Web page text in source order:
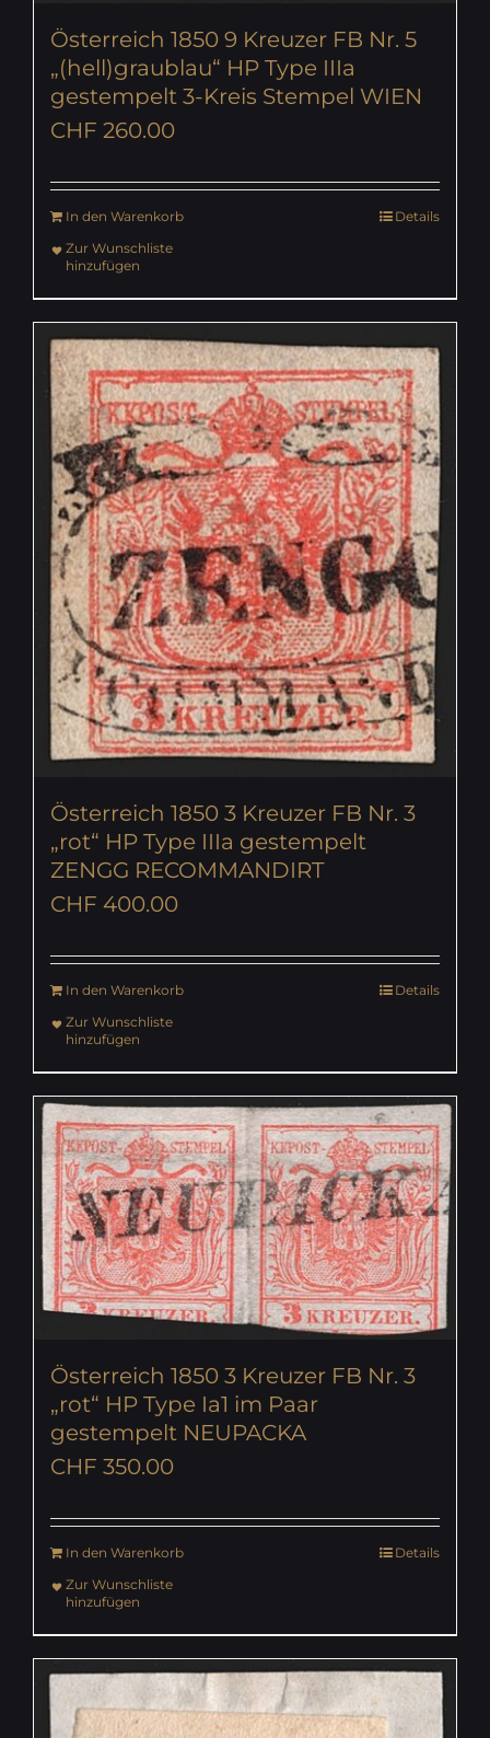
Österreich 1850 9 Kreuzer FB Nr. 5
„(hell)graublau“ HP Type IIIa
gestempelt 3-Kreis Stempel WIEN
CHF 260.00
In den Warenkorb
Details
Zur Wunschliste
hinzufügen
Österreich 1850 3 Kreuzer FB Nr. 3
„rot“ HP Type IIIa gestempelt
ZENGG RECOMMANDIRT
CHF 400.00
In den Warenkorb
Details
Zur Wunschliste
hinzufügen
Österreich 1850 3 Kreuzer FB Nr. 3
„rot“ HP Type Ia1 im Paar
gestempelt NEUPACKA
CHF 350.00
In den Warenkorb
Details
Zur Wunschliste
hinzufügen